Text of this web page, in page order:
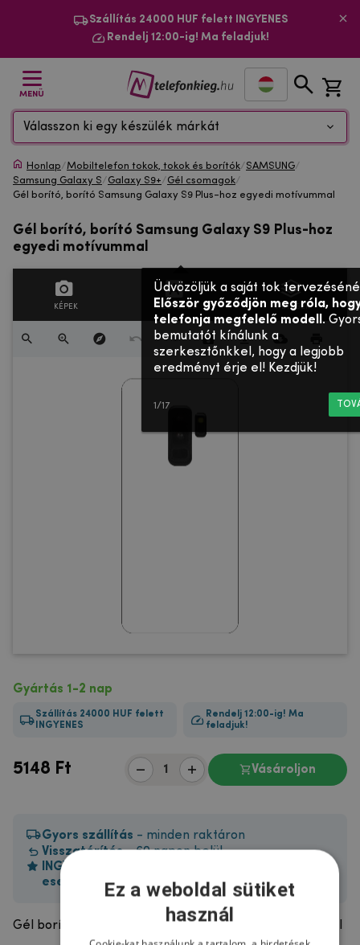
Szállítás 24000 HUF felett INGYENES
Rendelj 12:00-ig! Ma feladjuk!
MENÜ
Válasszon ki egy készülék márkát
Honlap/Mobiltelefon tokok, tokok és borítók/SAMSUNG/
Samsung Galaxy S/Galaxy S9+/Gél csomagok/
Gél borító, borító Samsung Galaxy S9 Plus-hoz egyedi motívummal
Gél borító, borító Samsung Galaxy S9 Plus-hoz
egyedi motívummal
KÉPEK SZÖVEGES RÉTEGEK
Gyártás 1-2 nap
Szállítás 24000 HUF felett
INGYENES
Rendelj 12:00-ig! Ma
feladjuk!
5148 Ft Vásároljon
Gyors szállítás - minden raktáron
Visszatérítés- 60 napon belül
INGYENES AJÁNDÉK 12 887,- HUF feletti vásárlás
esetén
Gél borítás, Samsung Galaxy S9 Plus-hoz, egyedi fotóval
Ez a weboldal sütiket
használ
Üdvözöljük a saját tok
Először győződjön meg róla,
telefonja megfelelő modell .
bemutatót kínálunk a
szerkesztőnkkel, hogy a legjobb
eredményt érje el! Kezdjük!
1/17